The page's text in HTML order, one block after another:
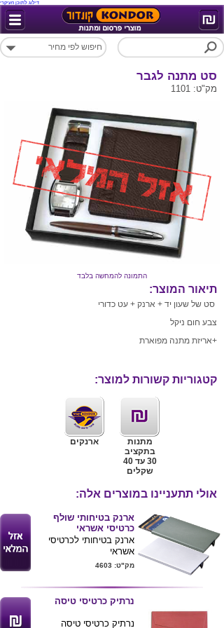
דילוג לתוכן העיקרי
סט מתנה לגבר
מק"ט: 1101
התמונה להמחשה בלבד
תיאור המוצר:
סט של שעון יד + ארנק + עט כדורי
צבע חום ניקל
+אריזת מתנה מפוארת
קטגוריות קשורות למוצר:
מתנות
בתקציב
30 עד 40
שקלים
ארנקים
אולי תתעניינו במוצרים אלה:
ארנק בטיחותי שולף
כרטיסי אשראי
ארנק בטיחותי לכרטיסי
אשראי
עשוי מתכת מגיע בצבעים
מוגןnfc and rafid
של הלקוח
מק"ט: 4603
נרתיק כרטיסי טיסה
נרתיק כרטיסי טיסה